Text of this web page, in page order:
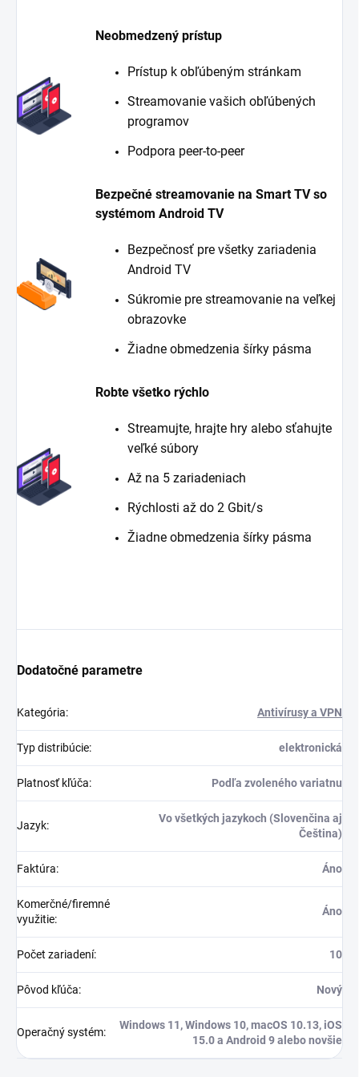
Neobmedzený prístup
Prístup k obľúbeným stránkam
Streamovanie vašich obľúbených
programov
Podpora peer-to-peer
Bezpečné streamovanie na Smart TV so
systémom Android TV
Bezpečnosť pre všetky zariadenia
Android TV
Súkromie pre streamovanie na veľkej
obrazovke
Žiadne obmedzenia šírky pásma
Robte všetko rýchlo
Streamujte, hrajte hry alebo sťahujte
veľké súbory
Až na 5 zariadeniach
Rýchlosti až do 2 Gbit/s
Žiadne obmedzenia šírky pásma
Dodatočné parametre
Kategória: Antivírusy a VPN
Typ distribúcie: elektronická
Platnosť kľúča: Podľa zvoleného variatnu
Jazyk:
Vo všetkých jazykoch (Slovenčina aj
Čeština)
Faktúra: Áno
Komerčné/firemné
využitie:
Áno
Počet zariadení: 10
Pôvod kľúča: Nový
Operačný systém:
Windows 11, Windows 10, macOS 10.13, iOS
15.0 a Android 9 alebo novšie